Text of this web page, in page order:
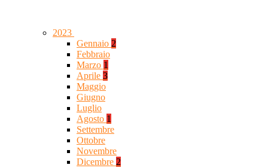
2023
Gennaio 2
Febbraio
Marzo 1
Aprile 3
Maggio
Giugno
Luglio
Agosto 1
Settembre
Ottobre
Novembre
Dicembre 2